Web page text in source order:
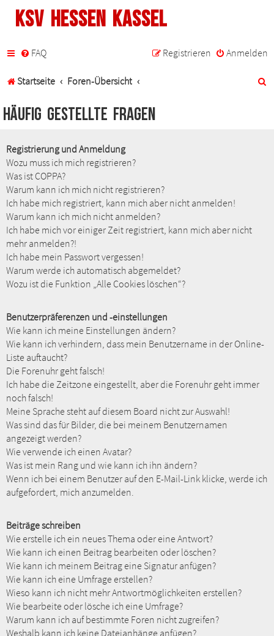
KSV Hessen Kassel
FAQ Anmelden
Registrieren
Startseite Foren-Übersicht
Häufig gestellte Fragen
Registrierung und Anmeldung
Wozu muss ich mich registrieren?
Was ist COPPA?
Warum kann ich mich nicht registrieren?
Ich habe mich registriert, kann mich aber nicht anmelden!
Warum kann ich mich nicht anmelden?
Ich habe mich vor einiger Zeit registriert, kann mich aber nicht
mehr anmelden?!
Ich habe mein Passwort vergessen!
Warum werde ich automatisch abgemeldet?
Wozu ist die Funktion „Alle Cookies löschen“?
Benutzerpräferenzen und -einstellungen
Wie kann ich meine Einstellungen ändern?
Wie kann ich verhindern, dass mein Benutzername in der Online-
Liste auftaucht?
Die Forenuhr geht falsch!
Ich habe die Zeitzone eingestellt, aber die Forenuhr geht immer
noch falsch!
Meine Sprache steht auf diesem Board nicht zur Auswahl!
Was sind das für Bilder, die bei meinem Benutzernamen
angezeigt werden?
Wie verwende ich einen Avatar?
Was ist mein Rang und wie kann ich ihn ändern?
Wenn ich bei einem Benutzer auf den E-Mail-Link klicke, werde ich
aufgefordert, mich anzumelden.
Beiträge schreiben
Wie erstelle ich ein neues Thema oder eine Antwort?
Wie kann ich einen Beitrag bearbeiten oder löschen?
Wie kann ich meinem Beitrag eine Signatur anfügen?
Wie kann ich eine Umfrage erstellen?
Wieso kann ich nicht mehr Antwortmöglichkeiten erstellen?
Wie bearbeite oder lösche ich eine Umfrage?
Warum kann ich auf bestimmte Foren nicht zugreifen?
Weshalb kann ich keine Dateianhänge anfügen?